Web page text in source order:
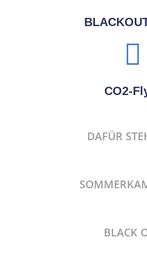
CO2-
DAFÜR
BLACK